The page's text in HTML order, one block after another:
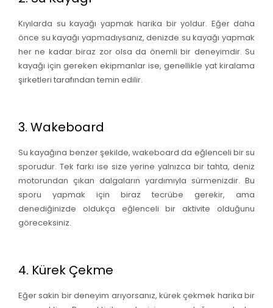
Kıyılarda su kayağı yapmak harika bir yoldur. Eğer daha
önce su kayağı yapmadıysanız, denizde su kayağı yapmak
her ne kadar biraz zor olsa da önemli bir deneyimdir. Su
kayağı için gereken ekipmanlar ise, genellikle yat kiralama
şirketleri tarafından temin edilir.
3. Wakeboard
Su kayağına benzer şekilde, wakeboard da eğlenceli bir su
sporudur. Tek farkı ise size yerine yalnızca bir tahta, deniz
motorundan çıkan dalgaların yardımıyla sürmenizdir. Bu
sporu yapmak için biraz tecrübe gerekir, ama
denediğinizde oldukça eğlenceli bir aktivite olduğunu
göreceksiniz.
4. Kürek Çekme
Eğer sakin bir deneyim arıyorsanız, kürek çekmek harika bir